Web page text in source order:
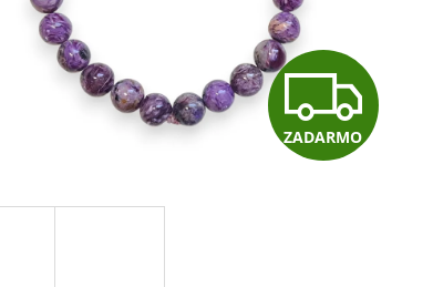
Z
A
ZADARMO